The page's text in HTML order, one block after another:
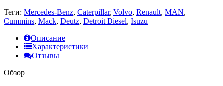
Теги: Mercedes-Benz, Caterpillar, Volvo, Renault, MAN,
Cummins, Mack, Deutz, Detroit Diesel, Isuzu
Описание
Характеристики
Отзывы
Обзор